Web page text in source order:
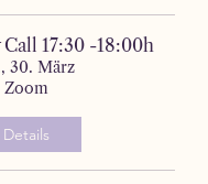
17:30 -18:00h
30. März
Zoom
Details